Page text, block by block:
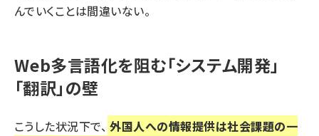
んでいくことは間違いない。
Web多言語化を阻む「システム開発」
「翻訳」の壁
こうした状況下で、 外国人への情報提供は社会課題の一